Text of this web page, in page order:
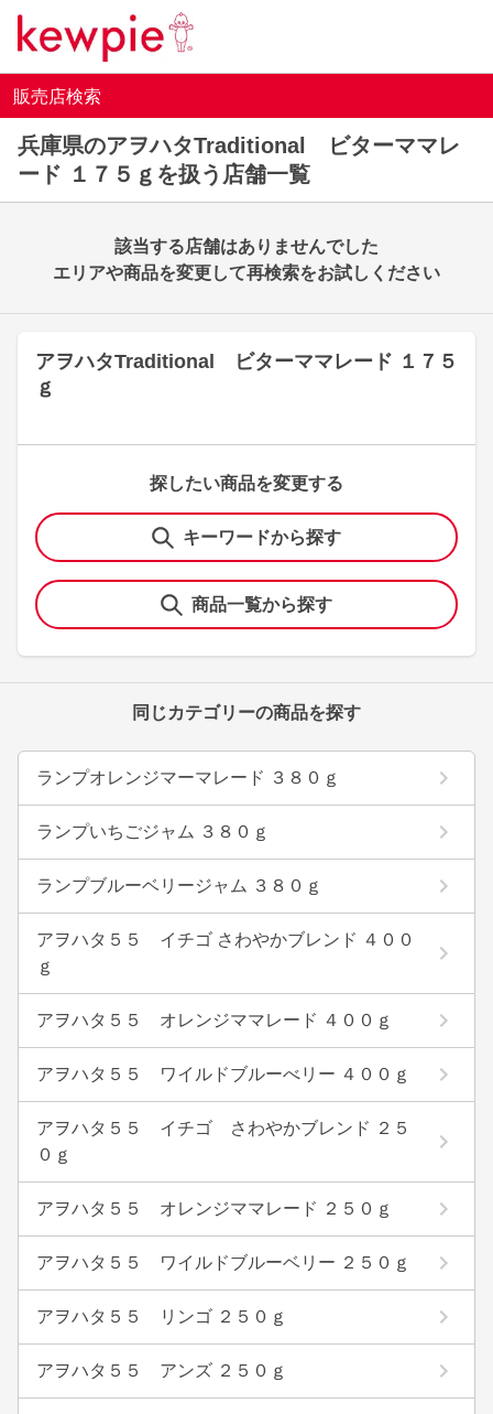
販売店検索
兵庫県のアヲハタTraditional ビターママレ
ード １７５ｇを扱う店舗一覧
アヲハタTraditional ビターママレード １７５
ｇ
探したい商品を変更する
キーワードから探す
商品一覧から探す
同じカテゴリーの商品を探す
ランプオレンジマーマレード ３８０ｇ
ランプいちごジャム ３８０ｇ
ランプブルーベリージャム ３８０ｇ
アヲハタ５５ イチゴ さわやかブレンド ４００
ｇ
アヲハタ５５ オレンジママレード ４００ｇ
アヲハタ５５ ワイルドブルーべリー ４００ｇ
アヲハタ５５ イチゴ さわやかブレンド ２５
０ｇ
アヲハタ５５ オレンジママレード ２５０ｇ
アヲハタ５５ ワイルドブルーベリー ２５０ｇ
アヲハタ５５ リンゴ ２５０ｇ
アヲハタ５５ アンズ ２５０ｇ
該当する店舗はありませんでした
エリアや商品を変更して再検索をお試しください